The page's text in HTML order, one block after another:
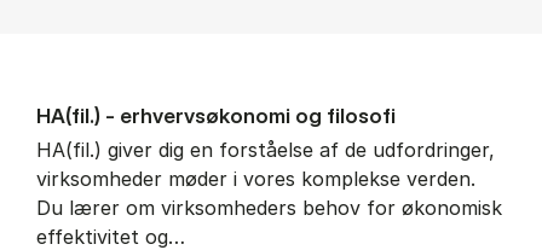
HA(fil.) - erhvervs­økonomi og fi­lo­so­fi
HA(fil.) giver dig en forståelse af de udfordringer,
virksomheder møder i vores komplekse verden.
Du lærer om virksomheders behov for økonomisk
effektivitet og…